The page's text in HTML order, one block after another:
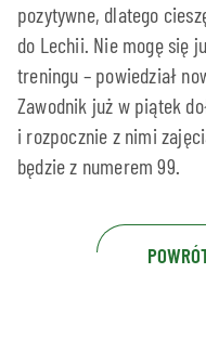
pozytywne, dlatego
do Lechii. Nie mogę się
treningu – powiedział
Zawodnik już w piątek
i rozpocznie z nimi
będzie z numerem 99.